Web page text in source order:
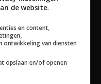
de website.
en content,
ontwikkeling van diensten
opslaan en/of openen